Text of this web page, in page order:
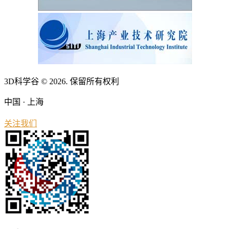
3D科学谷 © 2026. 保留所有权利
中国 · 上海
关注我们